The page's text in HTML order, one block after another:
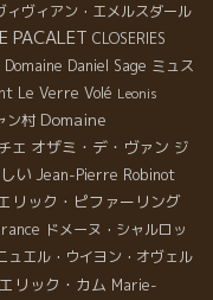
ィヴィアン・エメルスダール
PACALET CLOSERIES
Domaine Daniel Sage ミュス
Le Verre Volé Leonis
ン村 Domaine
エ オザミ・デ・ヴァン ジ
い Jean-Pierre Robinot
リック・ピファーリング
ドメーヌ・シャルロッ
ュエル・ウイヨン・オヴェル
エリック・カム Marie-